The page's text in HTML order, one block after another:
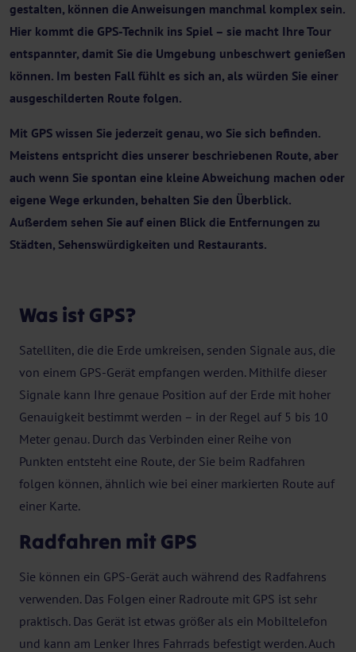
gestalten, können die Anweisungen manchmal komplex sein.
Hier kommt die GPS-Technik ins Spiel – sie macht Ihre Tour
entspannter, damit Sie die Umgebung unbeschwert genießen
können. Im besten Fall fühlt es sich an, als würden Sie einer
ausgeschilderten Route folgen.
Mit GPS wissen Sie jederzeit genau, wo Sie sich befinden.
Meistens entspricht dies unserer beschriebenen Route, aber
auch wenn Sie spontan eine kleine Abweichung machen oder
eigene Wege erkunden, behalten Sie den Überblick.
Außerdem sehen Sie auf einen Blick die Entfernungen zu
Städten, Sehenswürdigkeiten und Restaurants.
Was ist GPS?
Satelliten, die die Erde umkreisen, senden Signale aus, die
von einem GPS-Gerät empfangen werden. Mithilfe dieser
Signale kann Ihre genaue Position auf der Erde mit hoher
Genauigkeit bestimmt werden – in der Regel auf 5 bis 10
Meter genau. Durch das Verbinden einer Reihe von
Punkten entsteht eine Route, der Sie beim Radfahren
folgen können, ähnlich wie bei einer markierten Route auf
einer Karte.
Radfahren mit GPS
Sie können ein GPS-Gerät auch während des Radfahrens
verwenden. Das Folgen einer Radroute mit GPS ist sehr
praktisch. Das Gerät ist etwas größer als ein Mobiltelefon
und kann am Lenker Ihres Fahrrads befestigt werden. Auch